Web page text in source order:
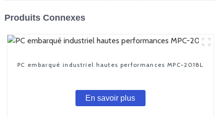
Produits Connexes
PC embarqué industriel hautes performances MPC-2018L
En savoir plus